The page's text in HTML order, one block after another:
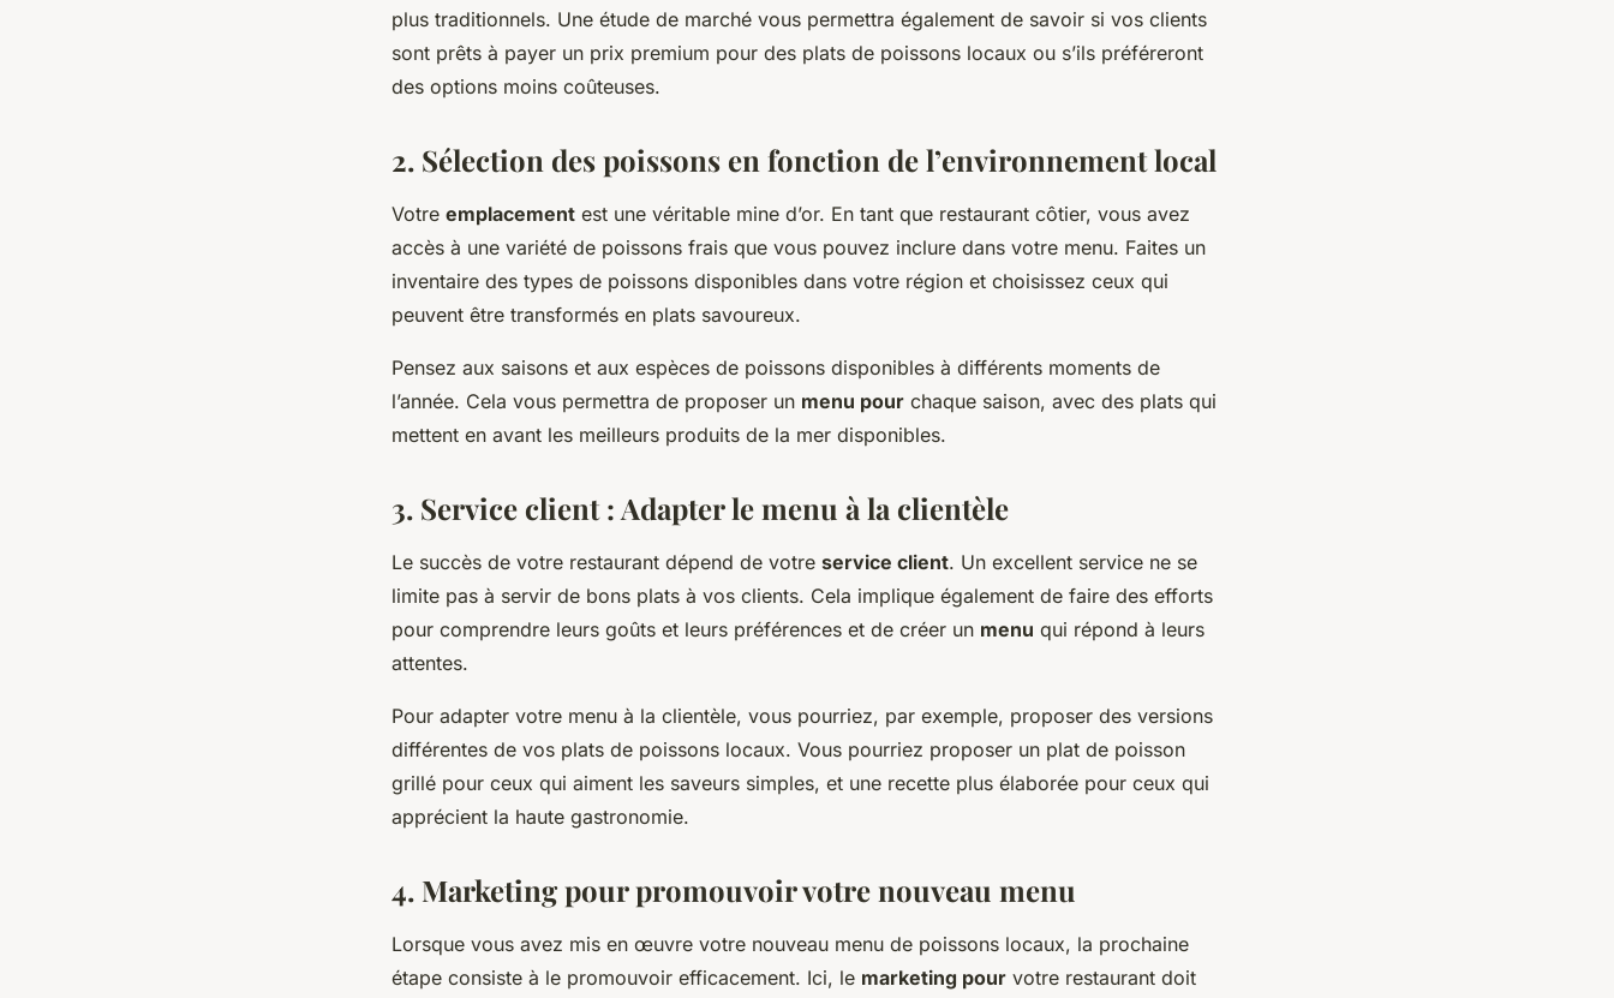
plus traditionnels. Une étude de marché vous permettra également de savoir si vos clients
sont prêts à payer un prix premium pour des plats de poissons locaux ou s’ils préféreront
des options moins coûteuses.
2. Sélection des poissons en fonction de l’environnement local
Votre emplacement est une véritable mine d’or. En tant que restaurant côtier, vous avez
accès à une variété de poissons frais que vous pouvez inclure dans votre menu. Faites un
inventaire des types de poissons disponibles dans votre région et choisissez ceux qui
peuvent être transformés en plats savoureux.
Pensez aux saisons et aux espèces de poissons disponibles à différents moments de
l’année. Cela vous permettra de proposer un menu pour chaque saison, avec des plats qui
mettent en avant les meilleurs produits de la mer disponibles.
3. Service client : Adapter le menu à la clientèle
Le succès de votre restaurant dépend de votre service client. Un excellent service ne se
limite pas à servir de bons plats à vos clients. Cela implique également de faire des efforts
pour comprendre leurs goûts et leurs préférences et de créer un menu qui répond à leurs
attentes.
Pour adapter votre menu à la clientèle, vous pourriez, par exemple, proposer des versions
différentes de vos plats de poissons locaux. Vous pourriez proposer un plat de poisson
grillé pour ceux qui aiment les saveurs simples, et une recette plus élaborée pour ceux qui
apprécient la haute gastronomie.
4. Marketing pour promouvoir votre nouveau menu
Lorsque vous avez mis en œuvre votre nouveau menu de poissons locaux, la prochaine
étape consiste à le promouvoir efficacement. Ici, le marketing pour votre restaurant doit